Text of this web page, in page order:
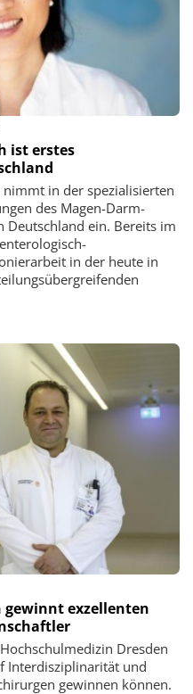
ist erstes
in der spezialisierten
des Magen-Darm-
Deutschland ein. Bereits im
in der heute in
gewinnt exzellenten
Dresden
Interdisziplinarität und
gewinnen können.